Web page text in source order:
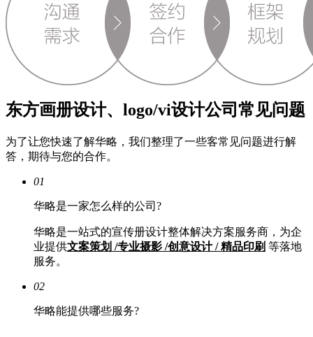
东方画册设计、logo/vi设计公司常见问题
为了让您快速了解华略，我们整理了一些客常见问题进行解
答，期待与您的合作。
01
华略是一家怎么样的公司?
华略是一站式的宣传册设计整体解决方案服务商，为企
业提供文案策划 /专业摄影 /创意设计 / 精品印刷 等落地
服务。
02
华略能提供哪些服务?